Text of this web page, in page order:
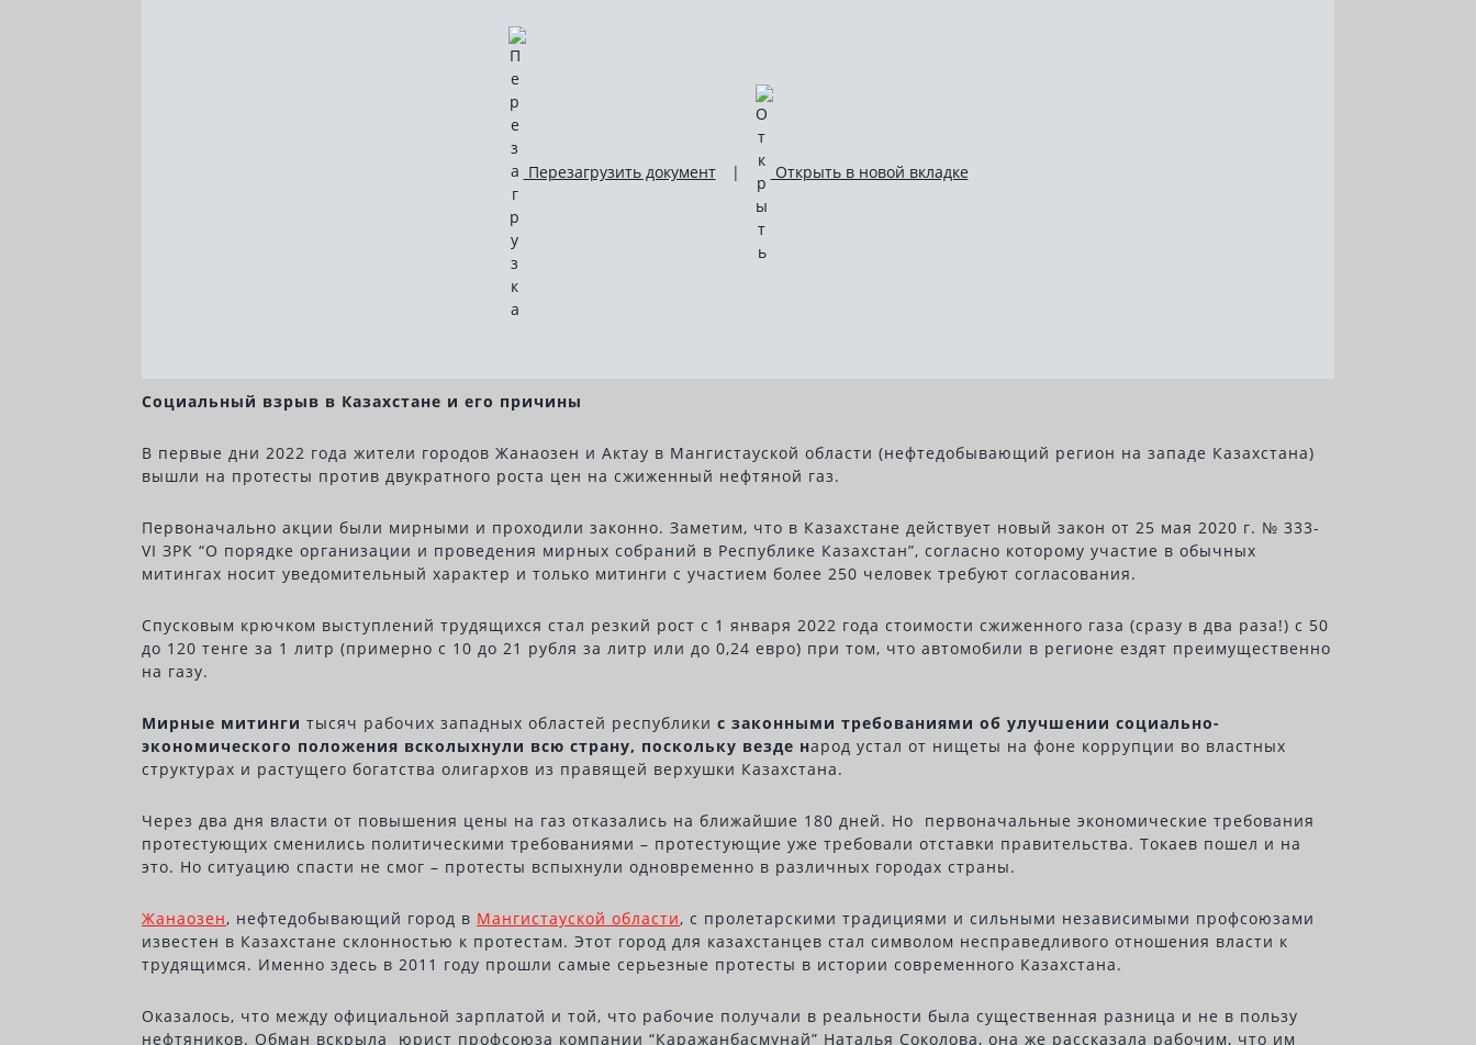
Перезагрузить документ | Открыть в новой вкладке
Социальный взрыв в Казахстане и его причины
В первые дни 2022 года жители городов Жанаозен и Актау в Мангистауской области (нефтедобывающий регион на западе Казахстана)
вышли на протесты против двукратного роста цен на сжиженный нефтяной газ.
Первоначально акции были мирными и проходили законно. Заметим, что в Казахстане действует новый закон от 25 мая 2020 г. № 333-
VІ ЗРК “О порядке организации и проведения мирных собраний в Республике Казахстан”, согласно которому участие в обычных
митингах носит уведомительный характер и только митинги с участием более 250 человек требуют согласования.
Спусковым крючком выступлений трудящихся стал резкий рост с 1 января 2022 года стоимости сжиженного газа (сразу в два раза!) с 50
до 120 тенге за 1 литр (примерно с 10 до 21 рубля за литр или до 0,24 евро) при том, что автомобили в регионе ездят преимущественно
на газу.
Мирные митинги тысяч рабочих западных областей республики с законными требованиями об улучшении социально-
экономического положения всколыхнули всю страну, поскольку везде народ устал от нищеты на фоне коррупции во властных
структурах и растущего богатства олигархов из правящей верхушки Казахстана.
Через два дня власти от повышения цены на газ отказались на ближайшие 180 дней. Но первоначальные экономические требования
протестующих сменились политическими требованиями – протестующие уже требовали отставки правительства. Токаев пошел и на
это. Но ситуацию спасти не смог – протесты вспыхнули одновременно в различных городах страны.
Жанаозен, нефтедобывающий город в Мангистауской области, с пролетарскими традициями и сильными независимыми профсоюзами
известен в Казахстане склонностью к протестам. Этот город для казахстанцев стал символом несправедливого отношения власти к
трудящимся. Именно здесь в 2011 году прошли самые серьезные протесты в истории современного Казахстана.
Оказалось, что между официальной зарплатой и той, что рабочие получали в реальности была существенная разница и не в пользу
нефтяников. Обман вскрыла юрист профсоюза компании “Каражанбасмунай” Наталья Соколова, она же рассказала рабочим, что им